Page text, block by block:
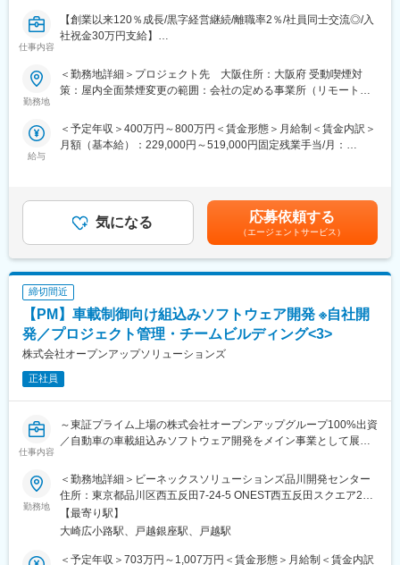
環境です。
・常駐案件がメインですが、週数日のリモートを組み合わせたハ
イブリッド案件もあります（案件による）。
勤務地など）をヒアリングし、可能な限りマッチする案件をご提
案します。
イアントへ状況確認・調整を行い、長時間労働を防ぐ運用です。
・賞与年3回（通常賞与2回＋決算賞与1回）で、成果が収入にダ
イレクトに反映
・仙台勤務では前職年収を下回らないように配慮した年収設計
・PM／PLとしてマネジメントを極める道と、スペシャリストと
して開発に専念する道を選択可能
・設立間もない少数精鋭組織のため、制度・環境づくりにも意見
を反映しやすいフェーズ
変更の範囲：会社の定める業務
仕事内容
【創業以来120％成長/黒字経営継続/離職率2％/社員同士交流◎/入
社祝金30万円支給】
■担当業務■【変更の範囲：会社の定める業務】
大手優良企業から中小ソフトハウス等様々な業界の開発を担当頂
■企業の魅力■
ンすることを常に心がけています。入社決定数日後に早速「どん
なエンジニアになりたいのか？」「最初はどんなスキルを習得し
たいか？」等を面談でヒアリングし、それに合わせて案件を探し
ます。入社後も引き続き、継続的に面談を実施、エンジニアの希
望を大切にします。※直近も未経験の方を採用して、「自身の経験
や学んだことが活かせて、かつ希望のスキルも醸成できる電光掲
示板の案件」へのアサインが決定しました！社長様の営業力非常
に高く、かつバックヤードから人脈も広く、案件獲得は得意で
す。エンジニアもメキメキとスキルを習得できる環境があるた
め、大手sier様からベストパートナー賞を数回獲得する等、実力も
身に付きます。またチームや複数名で派遣されるため、1人で行く
ようなことはないので、ご安心ください。
社員が末永く働けるよう、従業員への利益還元・社員交流・ワー
クライフバランスの構築にも注力しています。年間残業平均20h
年10回以上の社員交流を実施しています。また毎年、社員旅行
（主に海外）を旅費+お小遣い付にて行っています。参加率は90%
以上です！
勤務地
＜勤務地詳細＞プロジェクト先 大阪住所：大阪府 受動喫煙対
策：屋内全面禁煙変更の範囲：会社の定める事業所（リモートワ
給与
＜予定年収＞400万円～800万円＜賃金形態＞月給制＜賃金内訳＞
月額（基本給）：229,000円～519,000円固定残業手当/月：
年収はあくまでも目安の金額であり、選考を通じて上下する可能
性があります。昇給年1回(4月) 賞与2回(6月・12月)※初年度は入社
祝金30万円支給いたします。（入社半年経過後に支給）※初年度
は賞与は冬のみ1回、2年目以降賞与は夏冬2回、別途決算賞与も
発生します。賃金はあくまでも目安の金額であり、選考を通じて
上下する可能性があります。月給(月額)は固定手当を含めた表記で
す。
気になる 応募依頼する
（エージェントサービス）
締切間近
【PM】車載制御向け組込みソフトウェア開発 ※自社開
発／プロジェクト管理・チームビルディング<3>
株式会社オープンアップソリューションズ
正社員
仕事内容
～東証プライム上場の株式会社オープンアップグループ100%出資
／自動車の車載組込みソフトウェア開発をメイン事業として展開
■仕事内容
自社拠点の開発メンバーとして車載制御ソフトウェアの機能開発
業務を担当いただきます。
■プロジェクト例
勤務地
＜勤務地詳細＞ビーネックスソリューションズ品川開発センター
住所：東京都品川区西五反田7-24-5 ONEST西五反田スクエア2
階・4階受動喫煙対策：屋内全面禁煙変更の範囲：会社の定める事
業所（リモートワーク含む）
【最寄り駅】
大崎広小路駅、戸越銀座駅、戸越駅
＜予定年収＞703万円～1,007万円＜賃金形態＞月給制＜賃金内訳